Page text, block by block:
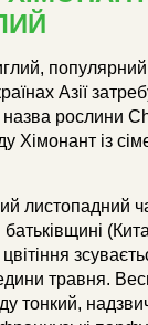
Азії
назва рослини
Хімонант із
листопадний
травня.
тонкий,